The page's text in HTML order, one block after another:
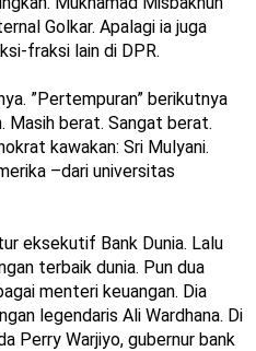
Golkar. Apalagi ia juga
fraksi lain di DPR.
”Pertempuran” berikutnya
Masih berat. Sangat berat.
kawakan: Sri Mulyani.
–dari universitas
eksekutif Bank Dunia. Lalu
terbaik dunia. Pun dua
menteri keuangan. Dia
legendaris Ali Wardhana. Di
Perry Warjiyo, gubernur bank